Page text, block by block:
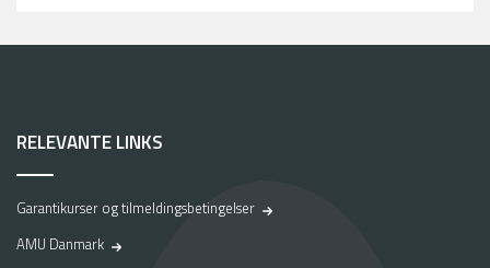
RELEVANTE LINKS
Garantikurser og tilmeldingsbetingelser
AMU Danmark